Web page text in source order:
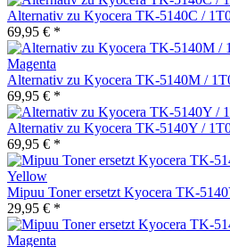
Alternativ zu Kyocera TK-5140C /
69,95 € *
Alternativ zu Kyocera TK-5140M /
69,95 € *
Alternativ zu Kyocera TK-5140Y /
69,95 € *
Mipuu Toner ersetzt Kyocera TK-
29,95 € *